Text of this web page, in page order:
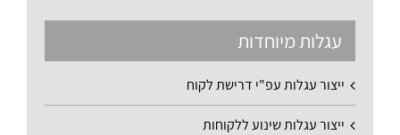
עגלות מיוחדות
ייצור עגלות עפ"י דרישת לקוח
ייצור עגלות שינוע ללקוחות